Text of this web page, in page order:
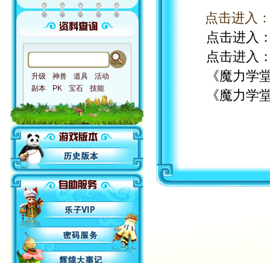
点击进入
点击进入
点击进入
《魔力学堂
《魔力学堂
升级 神兽 道具
活动
副本
PK 宝石 技能